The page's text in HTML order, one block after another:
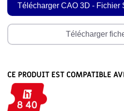
Télécharger CAO 3D - Fichier
Télécharger
CE PRODUIT EST COMPATIBLE